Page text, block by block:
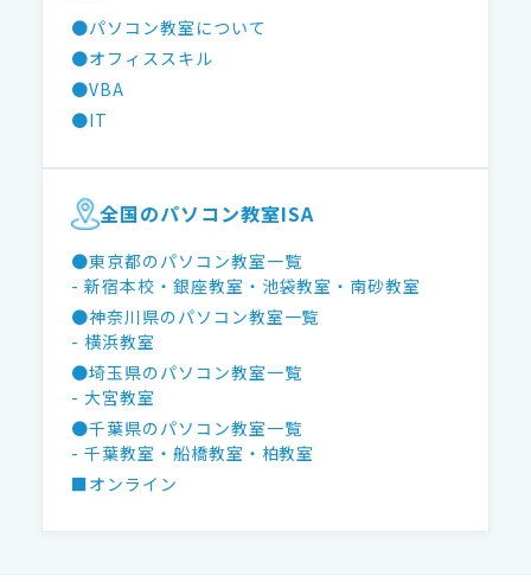
●パソコン教室について
●オフィススキル
●VBA
●IT
全国のパソコン教室ISA
●東京都のパソコン教室一覧
- 新宿本校 ・銀座教室 ・池袋教室 ・南砂教室
●神奈川県のパソコン教室一覧
- 横浜教室
●埼玉県のパソコン教室一覧
- 大宮教室
●千葉県のパソコン教室一覧
- 千葉教室 ・船橋教室 ・柏教室
■オンライン